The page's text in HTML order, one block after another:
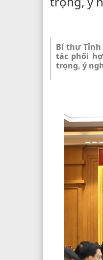
Bí thư Tỉnh
tác phối
trọng, ý